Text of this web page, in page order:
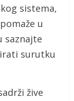
sistema,
u
saznajte
surutku
žive